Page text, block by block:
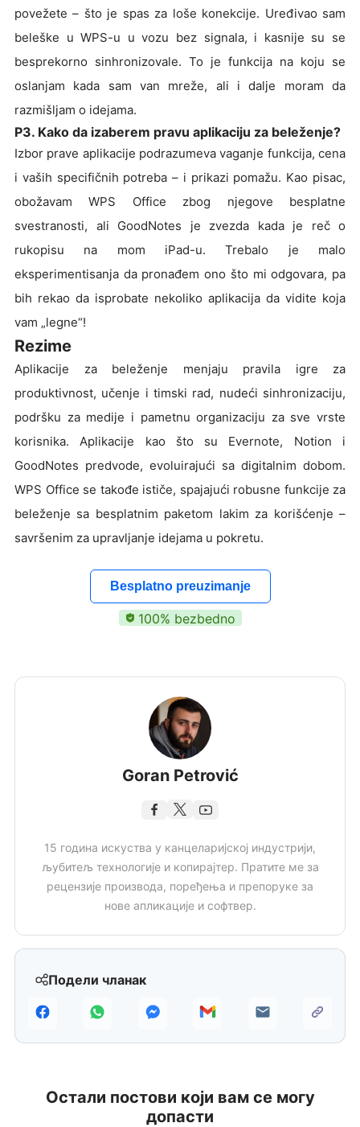
Подели чланак
povežete – što je spas za loše konekcije. Uređivao sam
beleške u WPS-u u vozu bez signala, i kasnije su se
besprekorno sinhronizovale. To je funkcija na koju se
oslanjam kada sam van mreže, ali i dalje moram da
razmišljam o idejama.
P3. Kako da izaberem pravu aplikaciju za beleženje?
Izbor prave aplikacije podrazumeva vaganje funkcija, cena
i vaših specifičnih potreba – i prikazi pomažu. Kao pisac,
obožavam WPS Office zbog njegove besplatne
svestranosti, ali GoodNotes je zvezda kada je reč o
rukopisu na mom iPad-u. Trebalo je malo
eksperimentisanja da pronađem ono što mi odgovara, pa
bih rekao da isprobate nekoliko aplikacija da vidite koja
vam „legne“!
Rezime
Aplikacije za beleženje menjaju pravila igre za
produktivnost, učenje i timski rad, nudeći sinhronizaciju,
podršku za medije i pametnu organizaciju za sve vrste
korisnika. Aplikacije kao što su Evernote, Notion i
GoodNotes predvode, evoluirajući sa digitalnim dobom.
WPS Office se takođe ističe, spajajući robusne funkcije za
beleženje sa besplatnim paketom lakim za korišćenje –
savršenim za upravljanje idejama u pokretu.
Besplatno preuzimanje
100% bezbedno
Goran Petrović
15 година искуства у канцеларијској индустрији,
љубитељ технологије и копирајтер. Пратите ме за
рецензије производа, поређења и препоруке за
нове апликације и софтвер.
Остали постови који вам се могу
допасти